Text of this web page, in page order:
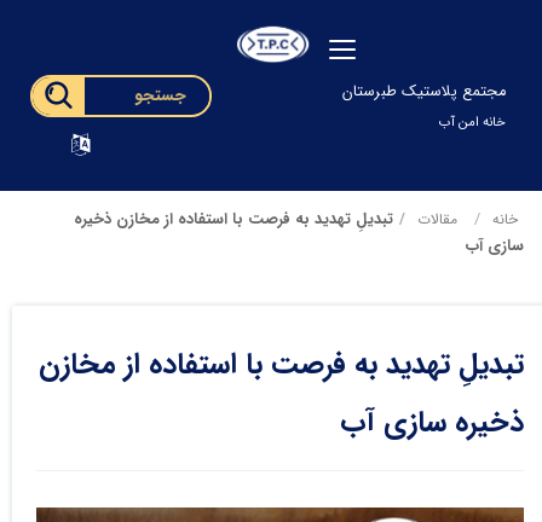
مجتمع پلاستیک طبرستان
خانه امن آب
خانه مقالات
تبدیلِ تهدید به فرصت با استفاده از مخازن ذخیره
سازی آب
تبدیلِ تهدید به فرصت با استفاده از مخازن
ذخیره سازی آب